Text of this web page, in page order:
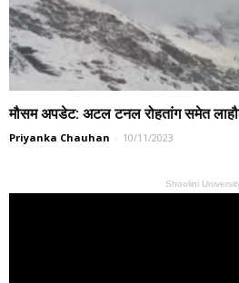
मौसम अपडेट: अटल टनल रोहतांग समेत लाहौल
Priyanka Chauhan - 10/11/2023
Shoolini